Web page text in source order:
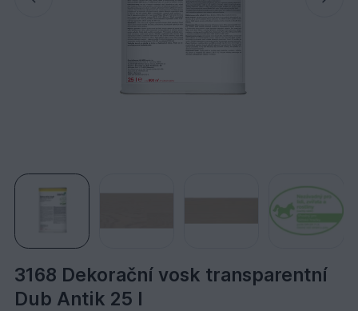
3168 Dekorační vosk transparentní
Dub Antik 25 l